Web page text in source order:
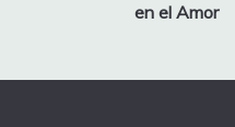
en el Amor